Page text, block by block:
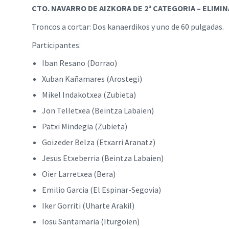
CTO. NAVARRO DE AIZKORA DE 2ª CATEGORIA –
Troncos a cortar: Dos kanaerdikos y uno de 60 pulgadas.
Participantes:
Iban Resano (Dorrao)
Xuban Kañamares (Arostegi)
Mikel Indakotxea (Zubieta)
Jon Telletxea (Beintza Labaien)
Patxi Mindegia (Zubieta)
Goizeder Belza (Etxarri Aranatz)
Jesus Etxeberria (Beintza Labaien)
Oier Larretxea (Bera)
Emilio Garcia (El Espinar-Segovia)
Iker Gorriti (Uharte Arakil)
Iosu Santamaria (Iturgoien)